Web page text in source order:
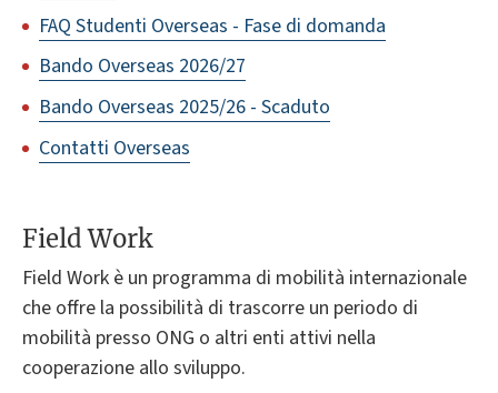
FAQ Studenti Overseas - Fase di domanda
Bando Overseas 2026/27
Bando Overseas 2025/26 - Scaduto
Contatti Overseas
Field Work
Field Work è un programma di mobilità internazionale
che offre la possibilità di trascorre un periodo di
mobilità presso ONG o altri enti attivi nella
cooperazione allo sviluppo.